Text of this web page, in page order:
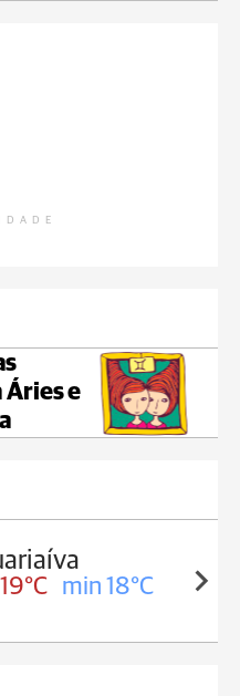
e
Tibagi
max 19°C min